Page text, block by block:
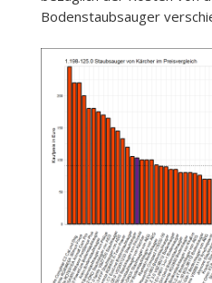
Bodenstaubsauger